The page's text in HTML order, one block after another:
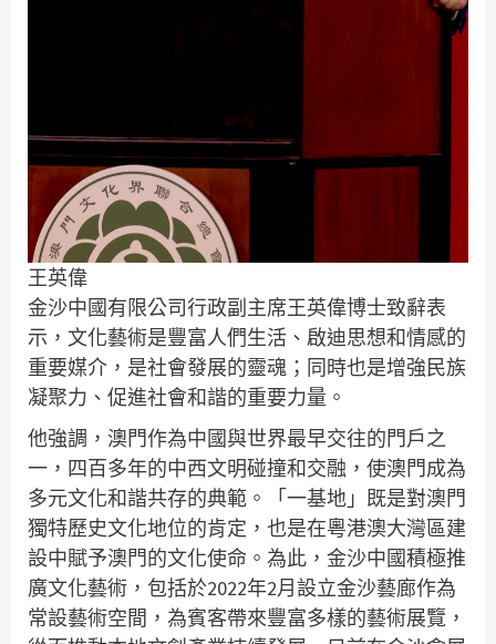
王英偉
金沙中國有限公司行政副主席王英偉博士致辭表
示，文化藝術是豐富人們生活、啟迪思想和情感的
重要媒介，是社會發展的靈魂；同時也是增強民族
凝聚力、促進社會和諧的重要力量。
他強調，澳門作為中國與世界最早交往的門戶之
一，四百多年的中西文明碰撞和交融，使澳門成為
多元文化和諧共存的典範。「一基地」既是對澳門
獨特歷史文化地位的肯定，也是在粵港澳大灣區建
設中賦予澳門的文化使命。為此，金沙中國積極推
廣文化藝術，包括於2022年2月設立金沙藝廊作為
常設藝術空間，為賓客帶來豐富多樣的藝術展覽，